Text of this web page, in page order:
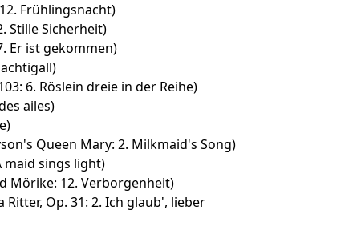
Frühlingsnacht)
Stille Sicherheit)
Er ist gekommen)
6. Röslein dreie in der Reihe)
ailes)
Queen Mary: 2. Milkmaid's Song)
maid sings light)
Mörike: 12. Verborgenheit)
Ritter, Op. 31: 2. Ich glaub', lieber